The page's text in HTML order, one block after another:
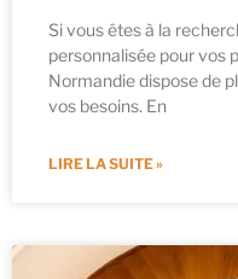
Si vous êtes à la
personnalisée pour vos
Normandie dispose de
vos besoins. En
LIRE LA SUITE »